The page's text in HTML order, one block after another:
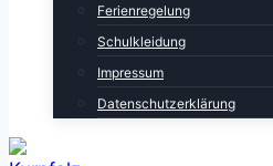
Ferienregelung
Schulkleidung
Impressum
Datenschutzerklärung